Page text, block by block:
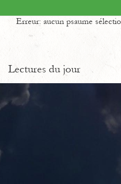
Erreur: aucun psaume
Lectures du jour